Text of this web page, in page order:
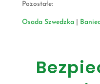
Pozostałe:
Osada Szwedzka|